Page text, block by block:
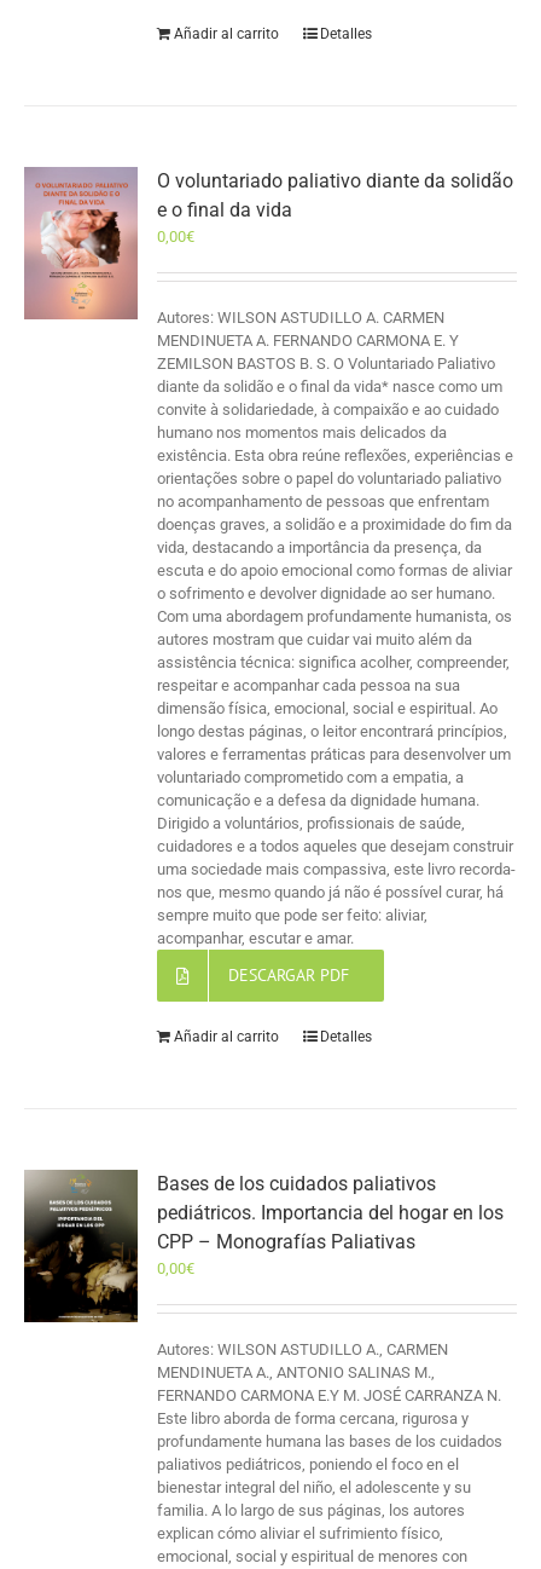
Añadir al carrito Detalles
O voluntariado paliativo diante da solidão
e o final da vida
0,00€
Autores: WILSON ASTUDILLO A. CARMEN
MENDINUETA A. FERNANDO CARMONA E. Y
ZEMILSON BASTOS B. S. O Voluntariado Paliativo
diante da solidão e o final da vida* nasce como um
convite à solidariedade, à compaixão e ao cuidado
humano nos momentos mais delicados da
existência. Esta obra reúne reflexões, experiências e
orientações sobre o papel do voluntariado paliativo
no acompanhamento de pessoas que enfrentam
doenças graves, a solidão e a proximidade do fim da
vida, destacando a importância da presença, da
escuta e do apoio emocional como formas de aliviar
o sofrimento e devolver dignidade ao ser humano.
Com uma abordagem profundamente humanista, os
autores mostram que cuidar vai muito além da
assistência técnica: significa acolher, compreender,
respeitar e acompanhar cada pessoa na sua
dimensão física, emocional, social e espiritual. Ao
longo destas páginas, o leitor encontrará princípios,
valores e ferramentas práticas para desenvolver um
voluntariado comprometido com a empatia, a
comunicação e a defesa da dignidade humana.
Dirigido a voluntários, profissionais de saúde,
cuidadores e a todos aqueles que desejam construir
uma sociedade mais compassiva, este livro recorda-
nos que, mesmo quando já não é possível curar, há
sempre muito que pode ser feito: aliviar,
acompanhar, escutar e amar.
DESCARGAR PDF
Añadir al carrito Detalles
Bases de los cuidados paliativos
pediátricos. Importancia del hogar en los
CPP – Monografías Paliativas
0,00€
Autores: WILSON ASTUDILLO A., CARMEN
MENDINUETA A., ANTONIO SALINAS M.,
FERNANDO CARMONA E.Y M. JOSÉ CARRANZA N.
Este libro aborda de forma cercana, rigurosa y
profundamente humana las bases de los cuidados
paliativos pediátricos, poniendo el foco en el
bienestar integral del niño, el adolescente y su
familia. A lo largo de sus páginas, los autores
explican cómo aliviar el sufrimiento físico,
emocional, social y espiritual de menores con